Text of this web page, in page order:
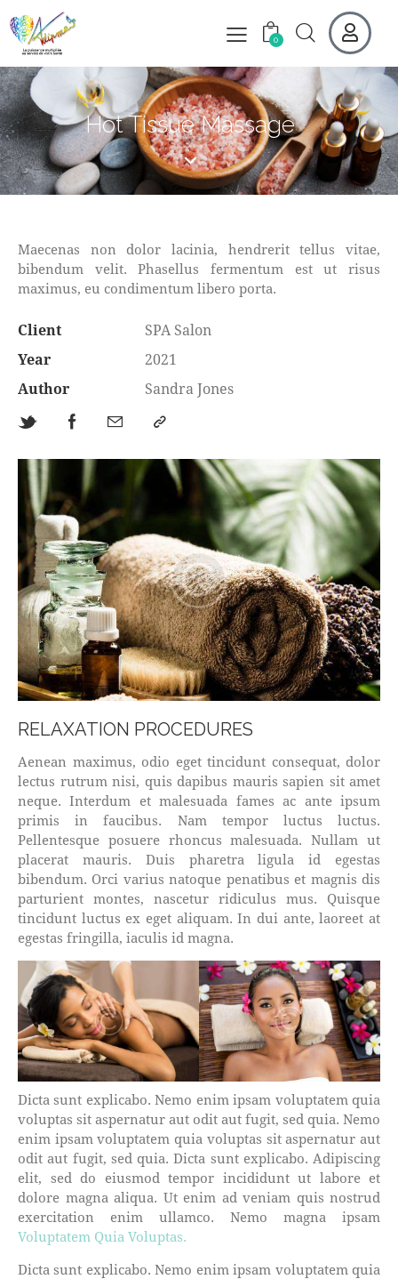
0
Hot Tissue Massage
RELAXATION PROCEDURES
Aenean maximus, odio eget tincidunt consequat, dolor
lectus rutrum nisi, quis dapibus mauris sapien sit amet
neque. Interdum et malesuada fames ac ante ipsum
primis in faucibus. Nam tempor luctus luctus.
Pellentesque posuere rhoncus malesuada. Nullam ut
placerat mauris. Duis pharetra ligula id egestas
bibendum. Orci varius natoque penatibus et magnis dis
parturient montes, nascetur ridiculus mus. Quisque
tincidunt luctus ex eget aliquam. In dui ante, laoreet at
egestas fringilla, iaculis id magna.
Dicta sunt explicabo. Nemo enim ipsam voluptatem quia
voluptas sit aspernatur aut odit aut fugit, sed quia. Nemo
enim ipsam voluptatem quia voluptas sit aspernatur aut
odit aut fugit, sed quia. Dicta sunt explicabo. Adipiscing
elit, sed do eiusmod tempor incididunt ut labore et
dolore magna aliqua. Ut enim ad veniam quis nostrud
exercitation enim ullamco. Nemo magna ipsam
Voluptatem Quia Voluptas.
Dicta sunt explicabo. Nemo enim ipsam voluptatem quia
Maecenas non dolor lacinia, hendrerit tellus vitae,
bibendum velit. Phasellus fermentum est ut risus
maximus, eu condimentum libero porta.
Client
SPA Salon
Year
2021
Author
Sandra Jones